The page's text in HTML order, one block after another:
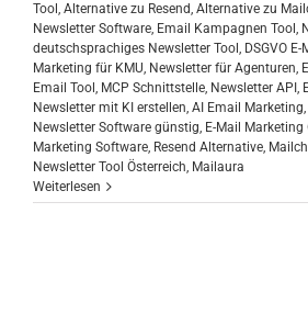
Tool , Alternative zu Resend, Alternative zu
Newsletter Software, Email Kampagnen Tool ,
deutschsprachiges Newsletter Tool , DSGVO
Marketing für KMU, Newsletter für Agenturen,
Email Tool , MCP Schnittstelle, Newsletter API ,
Newsletter mit KI erstellen, AI Email Marketing,
Newsletter Software günstig, E-Mail Marketing
Marketing Software, Resend Alternative,
Newsletter Tool Österreich, Mailaura
Weiterlesen